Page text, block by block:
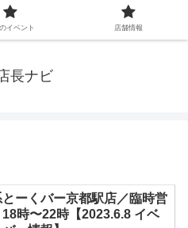
長ナビ
とーくバー京都駅店／臨時営
時〜22時【2023.6.8 イベ
イベント 店舗情報